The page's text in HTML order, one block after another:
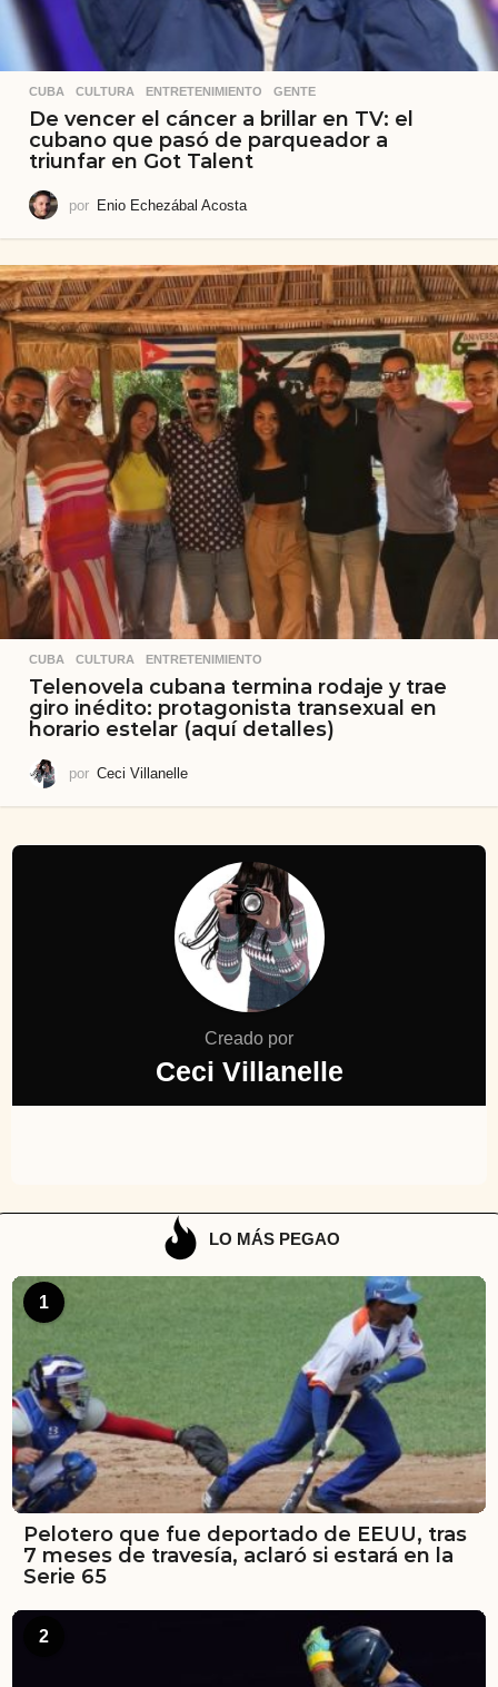
CUBA ,CULTURA ,ENTRETENIMIENTO ,GENTE
De vencer el cáncer a brillar en TV: el
cubano que pasó de parqueador a
triunfar en Got Talent
por Enio Echezábal Acosta
CUBA ,CULTURA ,ENTRETENIMIENTO
Telenovela cubana termina rodaje y trae
giro inédito: protagonista transexual en
horario estelar (aquí detalles)
por Ceci Villanelle
Creado por
Ceci Villanelle
LO MÁS PEGAO
1
Pelotero que fue deportado de EEUU, tras
7 meses de travesía, aclaró si estará en la
Serie 65
2